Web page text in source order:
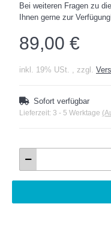
Bei weiteren Fragen zu
Ihnen gerne zur
89,00 €
inkl. 19% USt. , zzgl.
Sofort verfügbar
Lieferzeit: 3 - 5 Werktage